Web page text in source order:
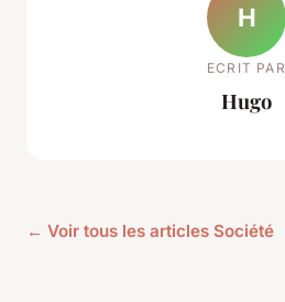
H
ECRIT PAR
Hugo
← Voir tous les articles Société